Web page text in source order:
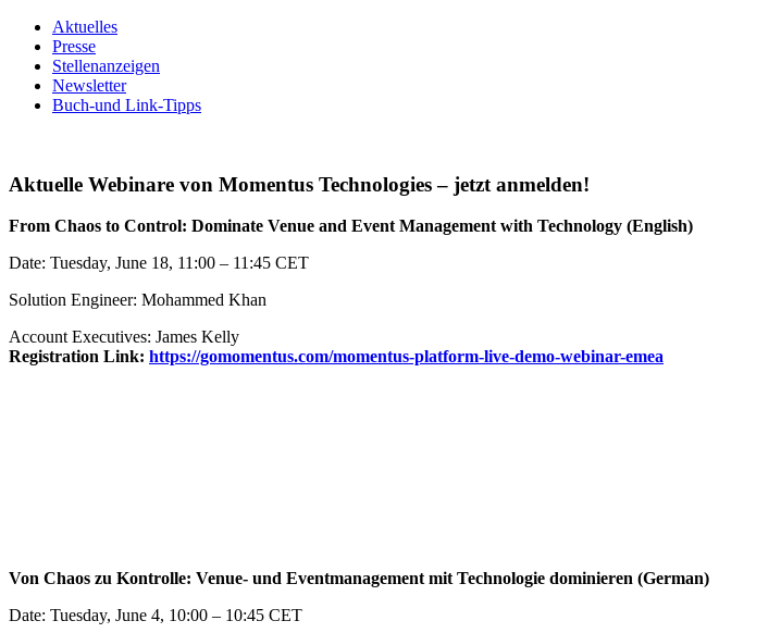
Aktuelles
Presse
Stellenanzeigen
Newsletter
Buch-und Link-Tipps
Aktuelle Webinare von Momentus Technologies – jetzt anmelden!
From Chaos to Control: Dominate Venue and Event Management with Technology (English)
Date: Tuesday, June 18, 11:00 – 11:45 CET
Solution Engineer: Mohammed Khan
Account Executives: James Kelly
Registration Link: https://gomomentus.com/momentus-platform-live-demo-webinar-emea
Von Chaos zu Kontrolle: Venue- und Eventmanagement mit Technologie dominieren (German)
Date: Tuesday, June 4, 10:00 – 10:45 CET